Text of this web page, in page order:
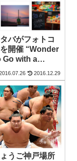
バがフォトコ
開催 “Wonder
Go with a
2016.12.29
うご神戸場所